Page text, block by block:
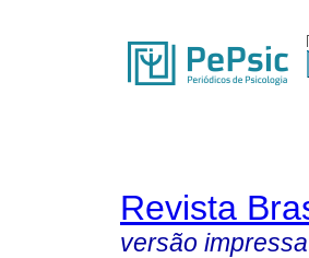
Revista
versão impressa